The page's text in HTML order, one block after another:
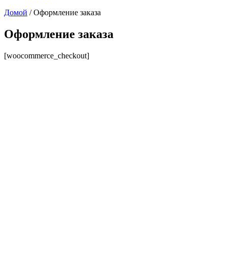
Домой / Оформление заказа
Оформление заказа
[woocommerce_checkout]